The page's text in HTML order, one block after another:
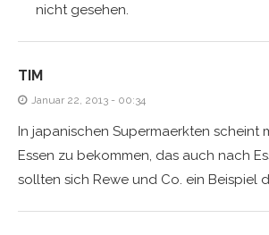
nicht gesehen.
TIM
Januar 22, 2013 - 00:34
In japanischen Supermaerkten scheint
Essen zu bekommen, das auch nach
sollten sich Rewe und Co. ein Beispiel